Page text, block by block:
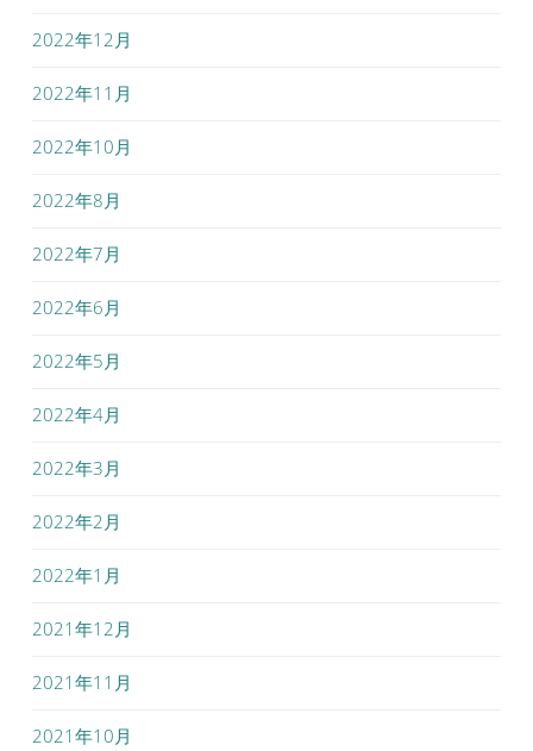
2022年12月
2022年11月
2022年10月
2022年8月
2022年7月
2022年6月
2022年5月
2022年4月
2022年3月
2022年2月
2022年1月
2021年12月
2021年11月
2021年10月